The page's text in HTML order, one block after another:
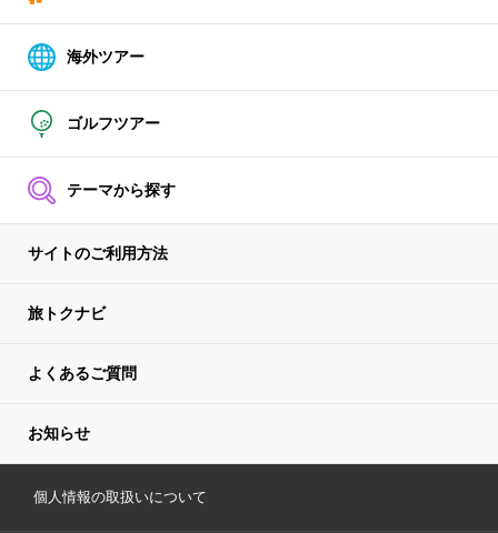
海外ツアー
ゴルフツアー
テーマから探す
サイトのご利用方法
旅トクナビ
よくあるご質問
お知らせ
個人情報の取扱いについて